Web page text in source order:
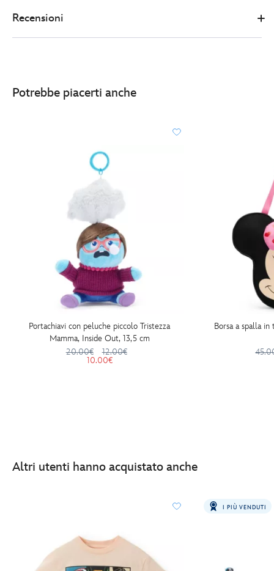
http://schema.org/InStock
Recensioni
Potrebbe piacerti anche
Portachiavi con peluche piccolo Tristezza
Mamma, Inside Out, 13,5 cm
20.00€
12.00€
10.00€
Borsa a spalla
Altri utenti hanno acquistato anche
I PIÙ VENDUTI